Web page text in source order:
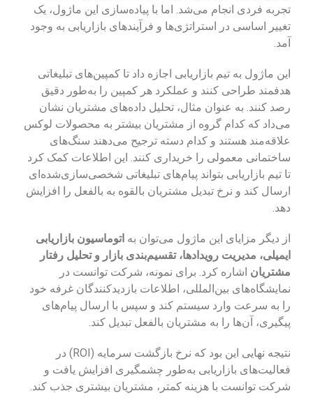
تجربه فردی انجام می‌شد. اما با پیاده‌سازی این ماژول، یک
تغییر اساسی در استراتژی‌ها و فرآیندهای بازاریابی به وجود
آمد.
این ماژول به تیم بازاریابی اجازه داد تا کمپین‌های تبلیغاتی
هدفمند طراحی کنند و عملکرد هر کمپین را به‌طور دقیق
رصد کنند. به عنوان مثال، تحلیل داده‌های مشتریان نشان
می‌داد که کدام گروه از مشتریان بیشتر به محصولات لوکس
علاقه‌مند هستند و کدام دسته ترجیح می‌دهند سنگ‌های
ساختمانی معمولی را خریداری کنند. این اطلاعات کمک کرد
تا تیم بازاریابی بتواند پیام‌های تبلیغاتی شخصی‌سازی‌شده‌ای
ارسال کند و نرخ تبدیل مشتریان بالقوه به بالفعل را افزایش
دهد.
از دیگر مزایای این ماژول می‌توان به اتوماسیون بازاریابی
ایمیلی، مدیریت رویدادها، تقسیم‌بندی بازار و تحلیل رفتار
مشتریان اشاره کرد. برای نمونه، شرکت توانست در
نمایشگاه‌های بین‌المللی، اطلاعات بازدیدکنندگان غرفه خود
را به سرعت وارد سیستم کند و سپس با ارسال پیام‌های
پیگیری، آن‌ها را به مشتریان بالفعل تبدیل کند.
نتیجه نهایی این بود که نرخ بازگشت سرمایه (ROI) در
فعالیت‌های بازاریابی به‌طور چشمگیری افزایش یافت و
شرکت توانست با هزینه کمتر، مشتریان بیشتری جذب کند.